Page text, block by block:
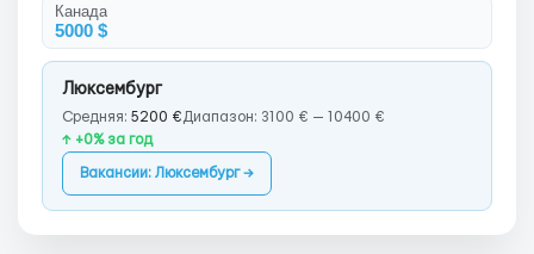
Канада
5000 $
Люксембург
Средняя: 5200 € Диапазон: 3100 € — 10400 €
↑ +0% за год
Вакансии: Люксембург →